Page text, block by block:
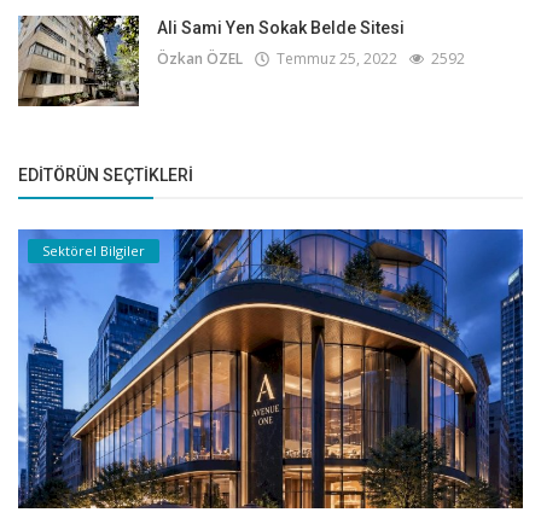
Ali Sami Yen Sokak Belde Sitesi
Özkan ÖZEL Temmuz 25, 2022 2592
EDITÖRÜN SEÇTIKLERI
Sektörel Bilgiler